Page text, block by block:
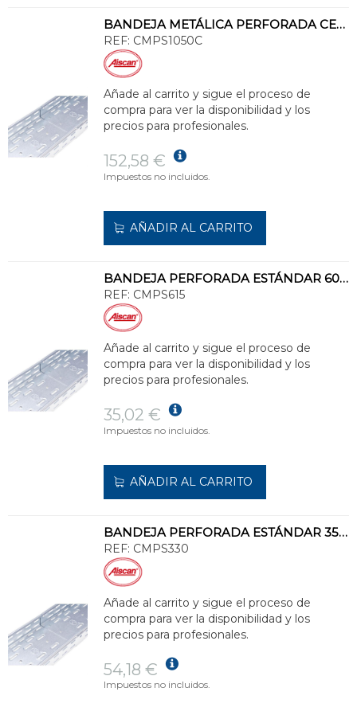
BANDEJA METÁLICA PERFORADA CERTIFICADA 100x500 GALVANIZADO SENZIMIR
REF: CMPS1050C
Añade al carrito y sigue el proceso de
compra para ver la disponibilidad y los
precios para profesionales.
152,58 €
Impuestos no incluidos.
AÑADIR AL CARRITO
BANDEJA PERFORADA ESTÁNDAR 60x150 GALVANIZADO SENZIMIR
REF: CMPS615
Añade al carrito y sigue el proceso de
compra para ver la disponibilidad y los
precios para profesionales.
35,02 €
Impuestos no incluidos.
AÑADIR AL CARRITO
BANDEJA PERFORADA ESTÁNDAR 35x300 GALVANIZADO SENZIMIR
REF: CMPS330
Añade al carrito y sigue el proceso de
compra para ver la disponibilidad y los
precios para profesionales.
54,18 €
Impuestos no incluidos.